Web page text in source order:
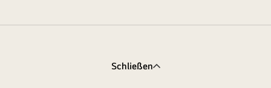
Schließen